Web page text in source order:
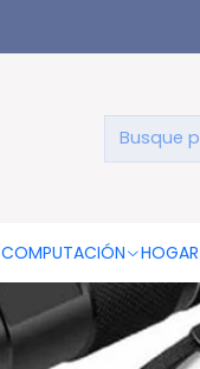
COMPUTACIÓN
Linterna